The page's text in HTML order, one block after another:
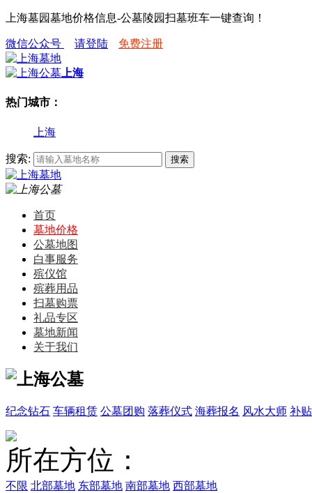
上海墓园墓地价格信息-公墓陵园扫墓班车一键查询！
微信公众号 请登陆 免费注册
上海
热门城市：
上海
搜索:
首页
墓地价格
公墓地图
白事服务
殡仪馆
殡葬用品
扫墓购票
礼品专区
墓地新闻
关于我们
纪念钻石 车辆租赁 公墓团购 落葬仪式 海葬报名 风水大师 补
所在方位：
不限 北部墓地 东部墓地 南部墓地 西部墓地